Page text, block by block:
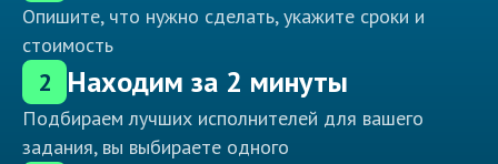
Опишите, что нужно сделать, укажите сроки и
стоимость
2 Находим за 2 минуты
Подбираем лучших исполнителей для вашего
задания, вы выбираете одного